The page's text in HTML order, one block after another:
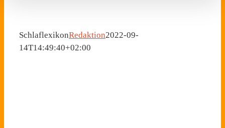
SchlaflexikonRedaktion2022-09-
14T14:49:40+02:00